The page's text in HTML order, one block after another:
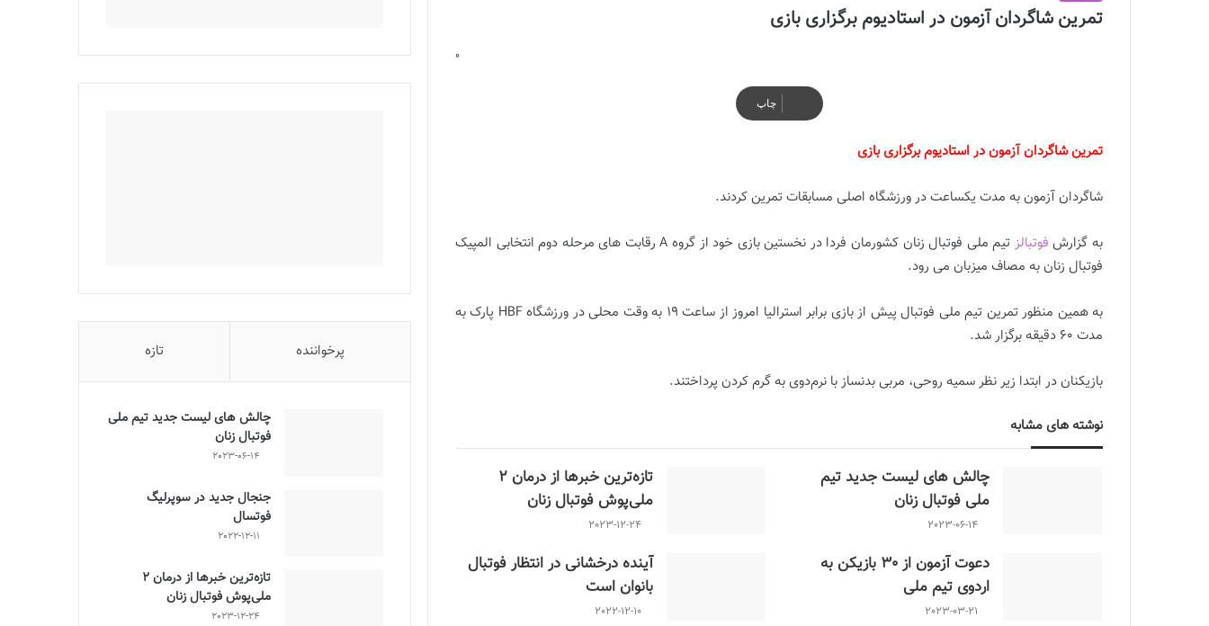
تمرین شاگردان آزمون در استادیوم برگزاری بازی
0
چاپ
تمرین شاگردان آزمون در استادیوم برگزاری بازی
شاگردان آزمون به مدت یکساعت در ورزشگاه اصلی مسابقات تمرین کردند.
به گزارش فوتبالز
تیم ملی فوتبال زنان کشورمان فردا در نخستین بازی خود از گروه A رقابت های مرحله دوم انتخابی المپیک
فوتبال زنان به مصاف میزبان می رود.
به همین منظور تمرین تیم ملی فوتبال پیش از بازی برابر استرالیا امروز از ساعت 19 به وقت محلی در ورزشگاه HBF پارک به
مدت 60 دقیقه برگزار شد.
بازیکنان در ابتدا زیر نظر سمیه روحی، مربی بدنساز با نرم‌دوی به گرم کردن پرداختند.
نوشته های مشابه
چالش هاى ليست جدید تيم
ملى فوتبال زنان
2023-06-14
تازه‌ترین خبرها از درمان ۲
ملی‌پوش فوتبال زنان
2023-12-24
دعوت آزمون از 30 بازیکن به
اردوی تیم ملی
2023-03-21
آینده درخشانی در انتظار فوتبال
بانوان است
2022-12-10
پرخواننده تازه
چالش هاى ليست جدید تيم ملى
فوتبال زنان
2023-06-14
جنجال جدید در سوپرلیگ
فوتسال
2022-12-11
تازه‌ترین خبرها از درمان ۲
ملی‌پوش فوتبال زنان
2023-12-24